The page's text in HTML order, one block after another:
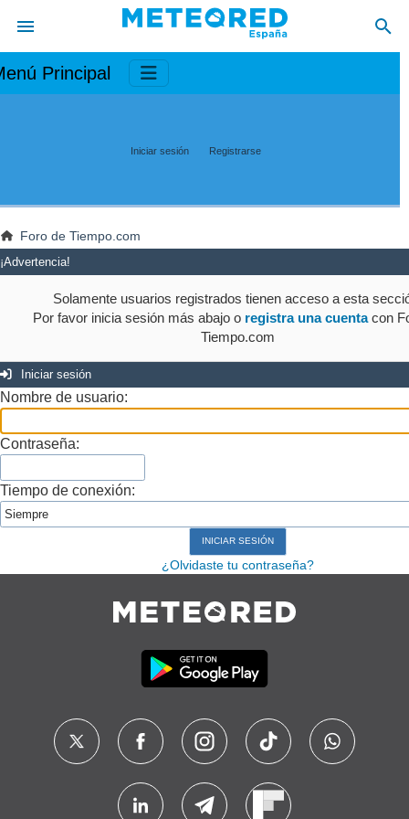
Principal
Iniciar sesión Registrarse
Foro de Tiempo.com
¡Advertencia!
Solamente usuarios registrados tienen acceso a esta
Por favor inicia sesión más abajo o registra una cuentacon
Tiempo.com
Iniciar sesión
Nombre de usuario:
Contraseña:
Tiempo de conexión:
¿Olvidaste tu contraseña?